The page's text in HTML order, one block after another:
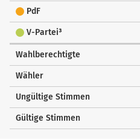
PdF
V-Partei³
Wahlberechtigte
Wähler
Ungültige Stimmen
Gültige Stimmen